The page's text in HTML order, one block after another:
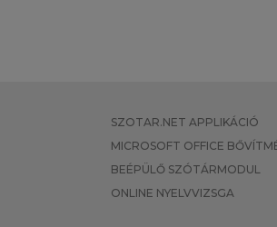
SZOTAR.NET APPLIKÁCIÓ
MICROSOFT OFFICE
BEÉPÜLŐ SZÓTÁRMODUL
ONLINE NYELVVIZSGA